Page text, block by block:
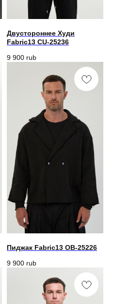
Двустороннее Худи
Fabric13 CU-25236
9 900 rub
Пиджак Fabric13 OB-25226
9 900 rub